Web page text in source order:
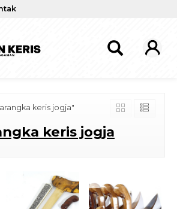
keris jogja"
keris jogja